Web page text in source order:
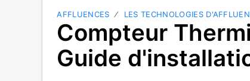
AFFLUENCES LES TECHNOLOGIES
Compteur
Guide